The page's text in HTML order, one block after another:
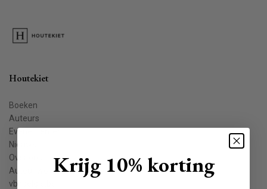
Houtekiet
Boeken
Auteurs
Evenementen
Nieuws
Over ons
Auteur worden
vbkbelgie.be
Krijg 10% korting